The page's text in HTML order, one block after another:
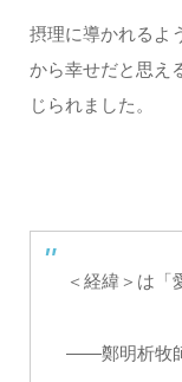
摂理に導かれるよ
から幸せだと思え
じられました。
＜経緯＞は「
――鄭明析牧